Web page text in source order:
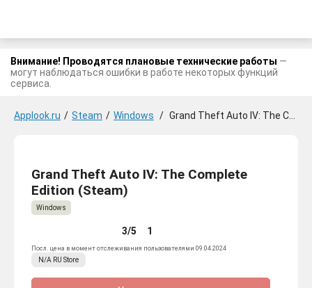
Внимание! Проводятся плановые технические работы —
могут наблюдаться ошибки в работе некоторых функций
сервиса.
Applook.ru / Steam / Windows / Grand Theft Auto IV: The Complete Edition
Grand Theft Auto IV: The Complete
Edition (Steam)
Windows
3/5 1
Посл. цена в момент отслеживания пользователями 09.04.2024
N/A RU Store